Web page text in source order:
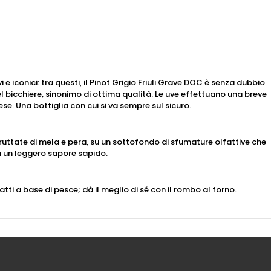
iconici: tra questi, il Pinot Grigio Friuli Grave DOC è senza dubbio
sinonimo di ottima qualità. Le uve effettuano una breve
Una bottiglia con cui si va sempre sul sicuro.
di mela e pera, su un sottofondo di sfumature olfattive che
leggero sapore sapido.
a base di pesce; dà il meglio di sé con il rombo al forno.